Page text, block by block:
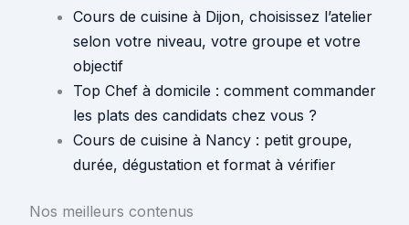
Cours de cuisine à Dijon, choisissez l’atelier
selon votre niveau, votre groupe et votre
objectif
Top Chef à domicile : comment commander
les plats des candidats chez vous ?
Cours de cuisine à Nancy : petit groupe,
durée, dégustation et format à vérifier
Nos meilleurs contenus